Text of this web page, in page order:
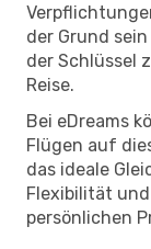
der Grund
der Schlüssel
Reise.
Bei eDreams
Flügen auf
das ideale
Flexibilität
persönlichen